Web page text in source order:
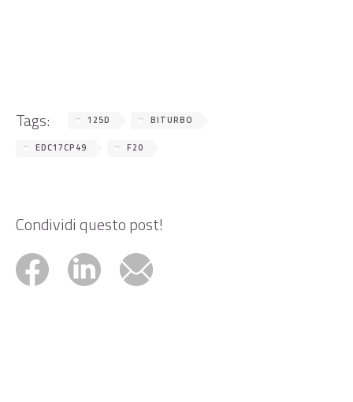
Tags: 125D BITURBO
EDC17CP49 F20
Condividi questo post!